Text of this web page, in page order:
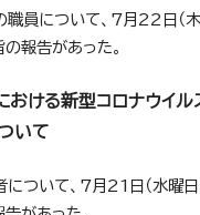
職員について、7月22日（
報告があった。
ける新型コロナウイル
いて
ついて、7月21日（水曜